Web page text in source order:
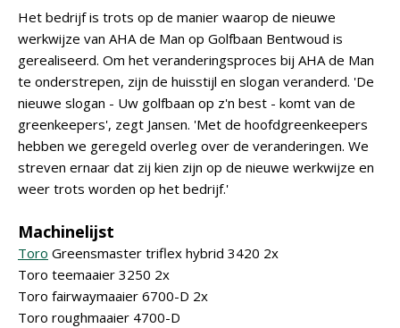
Het bedrijf is trots op de manier waarop de nieuwe
werkwijze van AHA de Man op Golfbaan Bentwoud is
gerealiseerd. Om het veranderingsproces bij AHA de Man
te onderstrepen, zijn de huisstijl en slogan veranderd. 'De
nieuwe slogan - Uw golfbaan op z'n best - komt van de
greenkeepers', zegt Jansen. 'Met de hoofdgreenkeepers
hebben we geregeld overleg over de veranderingen. We
streven ernaar dat zij kien zijn op de nieuwe werkwijze en
weer trots worden op het bedrijf.'
Machinelijst
Toro Greensmaster triflex hybrid 3420 2x
Toro teemaaier 3250 2x
Toro fairwaymaaier 6700-D 2x
Toro roughmaaier 4700-D